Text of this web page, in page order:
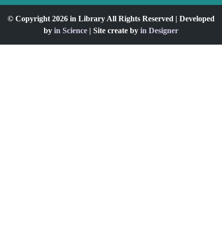
© Copyright 2026 in Library All Rights Reserved | Developed
by in Science | Site create by in Designer